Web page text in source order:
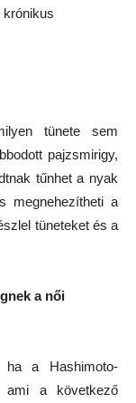
krónikus
tünete sem
pajzsmirigy,
tűnhet a nyak
megnehezítheti a
tüneteket és a
a női
ha a Hashimoto-
ami a következő